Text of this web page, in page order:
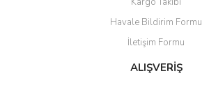
Ürün açıklamasında eksik bilgiler bulunuyor.
Ürün bilgilerinde hatalar bulunuyor.
Ürün fiyatı diğer sitelerden daha pahalı.
Bu ürüne benzer farklı alternatifler olmalı.
Havale Bildirim Formu
İletişim Formu
ALIŞVERİŞ